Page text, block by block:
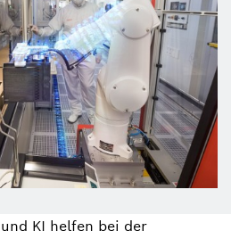
KI helfen bei der